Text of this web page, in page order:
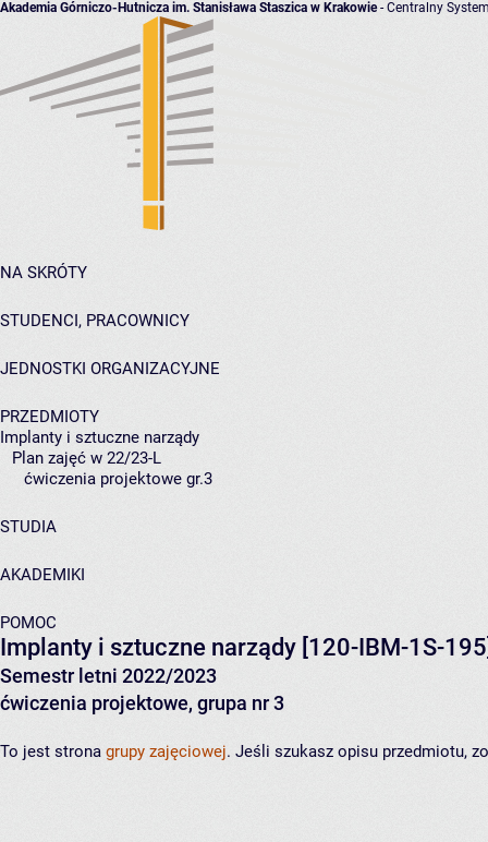
Akademia Górniczo-Hutnicza im. Stanisława Staszica w Krakowie- Centralny
NA SKRÓTY
STUDENCI, PRACOWNICY
JEDNOSTKI ORGANIZACYJNE
PRZEDMIOTY
Implanty i sztuczne narządy
Plan zajęć w 22/23-L
ćwiczenia projektowe gr.3
STUDIA
AKADEMIKI
POMOC
Implanty i sztuczne narządy [120-IBM-1S-
Semestr letni 2022/2023
ćwiczenia projektowe, grupa nr 3
To jest strona grupy zajęciowej. Jeśli szukasz opisu przedmiotu,